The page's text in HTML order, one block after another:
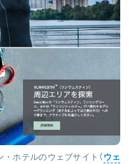
ホテルのウェブサイト（ウェ